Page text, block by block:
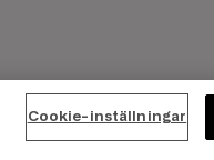
Cookie-inställningar